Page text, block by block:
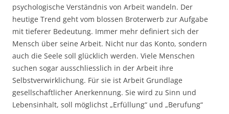
psychologische Verständnis von Arbeit wandeln. Der
heutige Trend geht vom blossen Broterwerb zur Aufgabe
mit tieferer Bedeutung. Immer mehr definiert sich der
Mensch über seine Arbeit. Nicht nur das Konto, sondern
auch die Seele soll glücklich werden. Viele Menschen
suchen sogar ausschliesslich in der Arbeit ihre
Selbstverwirklichung. Für sie ist Arbeit Grundlage
gesellschaftlicher Anerkennung. Sie wird zu Sinn und
Lebensinhalt, soll möglichst „Erfüllung“ und „Berufung“